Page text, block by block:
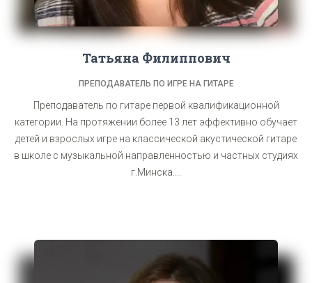
Татьяна Филиппович
ПРЕПОДАВАТЕЛЬ ПО ИГРЕ НА ГИТАРЕ
Преподаватель по гитаре первой квалификационной
категории. На протяжении более 13 лет эффективно обучает
детей и взрослых игре на классической акустической гитаре
в школе с музыкальной направленностью и частных студиях
г.Минска....